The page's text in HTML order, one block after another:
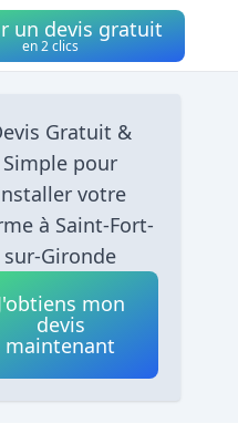
un devis gratuit
en 2 clics
Gratuit &
Simple pour
votre
à Saint-Fort-
sur-Gironde
mon
devis
maintenant